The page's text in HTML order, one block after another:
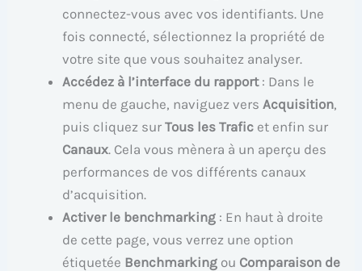
connectez-vous avec vos identifiants. Une
fois connecté, sélectionnez la propriété de
votre site que vous souhaitez analyser.
Accédez à l’interface du rapport: Dans le
menu de gauche, naviguez vers Acquisition,
puis cliquez surTous les Trafic et enfin sur
Canaux. Cela vous mènera à un aperçu des
performances de vos différents canaux
d’acquisition.
Activer le benchmarking : En haut à droite
de cette page, vous verrez une option
étiquetée Benchmarking ou Comparaison de